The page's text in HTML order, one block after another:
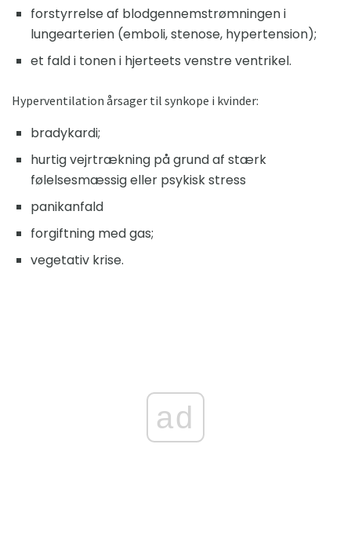
forstyrrelse af blodgennemstrømningen i
lungearterien (emboli, stenose, hypertension);
et fald i tonen i hjerteets venstre ventrikel.
Hyperventilation årsager til synkope i kvinder:
bradykardi;
hurtig vejrtrækning på grund af stærk
følelsesmæssig eller psykisk stress
panikanfald
forgiftning med gas;
vegetativ krise.
ad